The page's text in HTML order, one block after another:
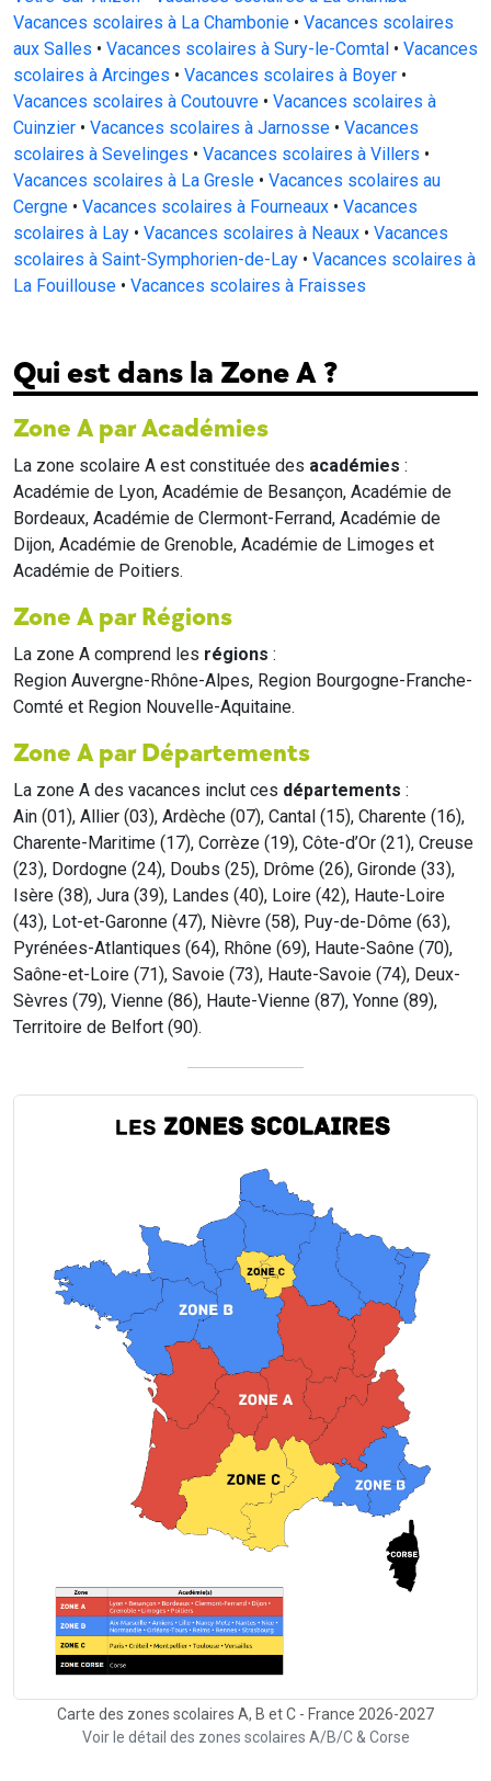
Vacances scolaires à La Chambonie • Vacances scolaires
aux Salles • Vacances scolaires à Sury-le-Comtal • Vacances
scolaires à Arcinges • Vacances scolaires à Boyer •
Vacances scolaires à Coutouvre • Vacances scolaires à
Cuinzier • Vacances scolaires à Jarnosse • Vacances
scolaires à Sevelinges • Vacances scolaires à Villers •
Vacances scolaires à La Gresle • Vacances scolaires au
Cergne • Vacances scolaires à Fourneaux • Vacances
scolaires à Lay • Vacances scolaires à Neaux • Vacances
scolaires à Saint-Symphorien-de-Lay • Vacances scolaires à
La Fouillouse • Vacances scolaires à Fraisses
Qui est dans la Zone A ?
Zone A par Académies
La zone scolaire A est constituée des académies :
Académie de Lyon, Académie de Besançon, Académie de
Bordeaux, Académie de Clermont-Ferrand, Académie de
Dijon, Académie de Grenoble, Académie de Limoges et
Académie de Poitiers.
Zone A par Régions
La zone A comprend les régions :
Region Auvergne-Rhône-Alpes, Region Bourgogne-Franche-
Comté et Region Nouvelle-Aquitaine.
Zone A par Départements
La zone A des vacances inclut ces départements :
Ain (01), Allier (03), Ardèche (07), Cantal (15), Charente (16),
Charente-Maritime (17), Corrèze (19), Côte-d’Or (21), Creuse
(23), Dordogne (24), Doubs (25), Drôme (26), Gironde (33),
Isère (38), Jura (39), Landes (40), Loire (42), Haute-Loire
(43), Lot-et-Garonne (47), Nièvre (58), Puy-de-Dôme (63),
Pyrénées-Atlantiques (64), Rhône (69), Haute-Saône (70),
Saône-et-Loire (71), Savoie (73), Haute-Savoie (74), Deux-
Sèvres (79), Vienne (86), Haute-Vienne (87), Yonne (89),
Territoire de Belfort (90).
Carte des zones scolaires A, B et C - France 2026-2027
Voir le détail des zones scolaires A/B/C & Corse